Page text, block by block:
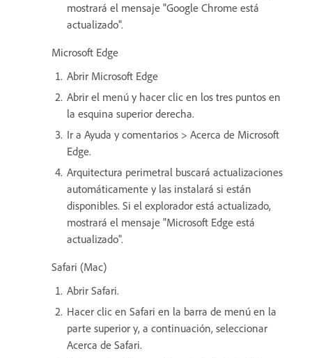
mostrará el mensaje "Google Chrome está
actualizado".
Microsoft Edge
Abrir Microsoft Edge
Abrir el menú y hacer clic en los tres puntos en
la esquina superior derecha.
Ir a Ayuda y comentarios > Acerca de Microsoft
Edge.
Arquitectura perimetral buscará actualizaciones
automáticamente y las instalará si están
disponibles. Si el explorador está actualizado,
mostrará el mensaje "Microsoft Edge está
actualizado".
Safari (Mac)
Abrir Safari.
Hacer clic en Safari en la barra de menú en la
parte superior y, a continuación, seleccionar
Acerca de Safari.